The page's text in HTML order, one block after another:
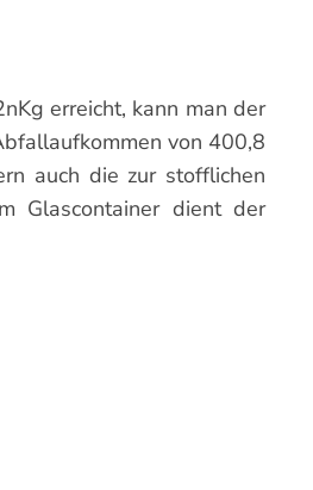
erreicht, kann man der
von 400,8
auch die zur stofflichen
Glascontainer dient der